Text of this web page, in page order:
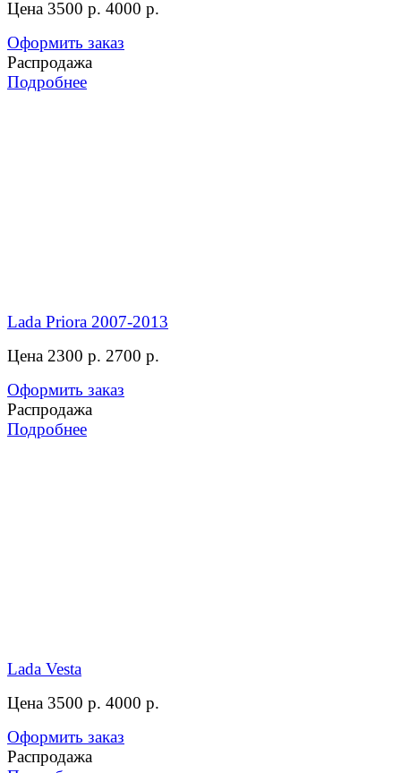
Цена 3500 р. 4000 р.
Оформить заказ
Распродажа
Подробнее
Lada Priora 2007-2013
Цена 2300 р. 2700 р.
Оформить заказ
Распродажа
Подробнее
Lada Vesta
Цена 3500 р. 4000 р.
Оформить заказ
Распродажа